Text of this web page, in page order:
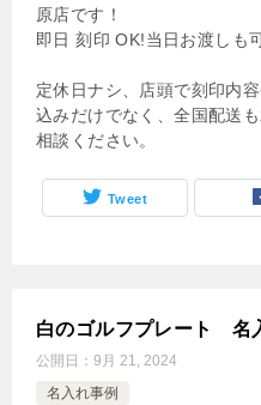
原店です！
即日 刻印 OK!当日お渡しも
定休日ナシ、店頭で刻印内
込みだけでなく、全国配送
相談ください。
Tweet
白のゴルフプレート 名
公開日： 9月 21, 2024
名入れ事例